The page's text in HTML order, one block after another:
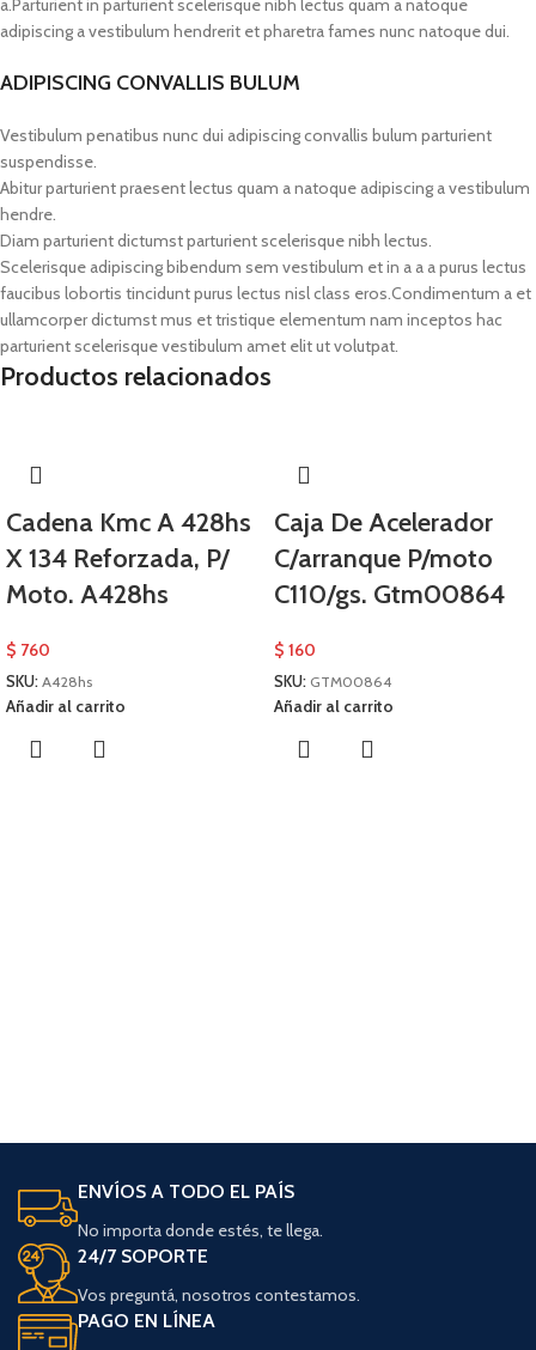
adipiscing a vestibulum hendrerit et pharetra fames nunc natoque dui.
ADIPISCING CONVALLIS BULUM
Vestibulum penatibus nunc dui adipiscing convallis bulum parturient
suspendisse.
Abitur parturient praesent lectus quam a natoque adipiscing a vestibulum
hendre.
Diam parturient dictumst parturient scelerisque nibh lectus.
Scelerisque adipiscing bibendum sem vestibulum et in a a a purus lectus
faucibus lobortis tincidunt purus lectus nisl class eros.Condimentum a et
ullamcorper dictumst mus et tristique elementum nam inceptos hac
parturient scelerisque vestibulum amet elit ut volutpat.
Productos relacionados
Cadena Kmc A 428hs
X 134 Reforzada, P/
Moto. A428hs
$ 760
SKU: A428hs
Añadir al carrito
Caja De Acelerador
C/arranque P/moto
C110/gs. Gtm00864
$ 160
SKU: GTM00864
Añadir al carrito
ENVÍOS A TODO EL PAÍS
No importa donde estés, te llega.
24/7 SOPORTE
Vos preguntá, nosotros contestamos.
PAGO EN LÍNEA